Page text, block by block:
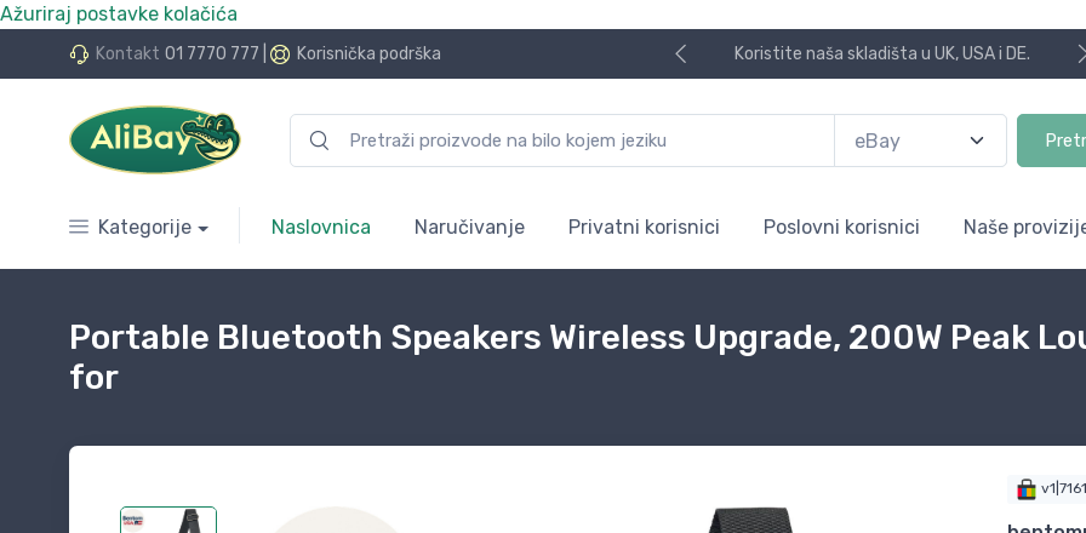
Ažuriraj postavke kolačića
Kontakt 01 7770 777 Korisnička podrška
Postali smo AliBay! Koristite naša skladišta u UK, USA i DE.
Kategorije Naslovnica Naručivanje Privatni korisnici Poslovni korisnici Naše
Portable Bluetooth Speakers Wireless Upgrade, 200W Peak
for